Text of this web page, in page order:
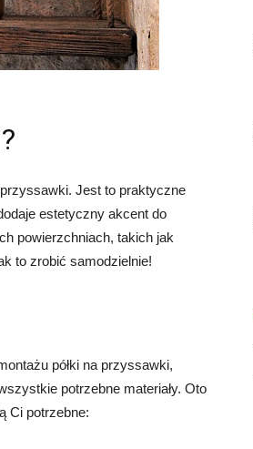
Jest to praktyczne
estetyczny akcent do
powierzchniach, takich jak
to zrobić samodzielnie!
półki na przyssawki,
potrzebne materiały. Oto
Ci potrzebne: